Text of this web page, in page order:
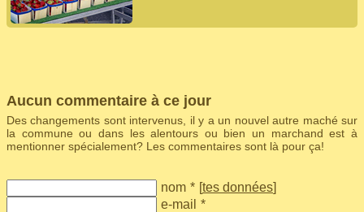
Aucun commentaire à ce jour
Des changements sont intervenus, il y a un nouvel autre maché sur
la commune ou dans les alentours ou bien un marchand est à
mentionner spécialement? Les commentaires sont là pour ça!
nom * [tes données]
e-mail *